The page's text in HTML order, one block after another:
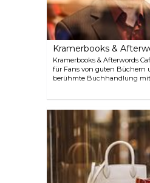
Kramerbooks &
Kramerbooks & Afterwords
für Fans von guten Büchern
berühmte Buchhandlung mit
liebenswertesten Orte
Abendbrot einkehren; am
sogar zum Brunch
Kramerbooks & Afterwords
verschiedene Weine, Biere
Musik.